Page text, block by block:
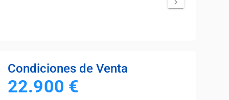
Condiciones de Venta
22.900 €